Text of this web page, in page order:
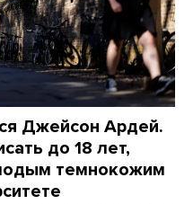
Джейсон Ардей.
до 18 лет,
темнокожим